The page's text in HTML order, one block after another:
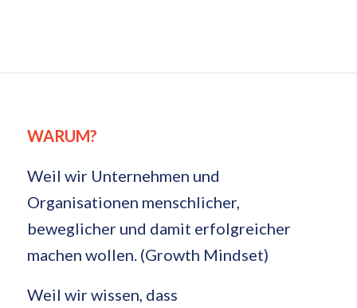
WARUM?
Weil wir Unternehmen und
Organisationen menschlicher,
beweglicher und damit erfolgreicher
machen wollen. (Growth Mindset)
Weil wir wissen, dass